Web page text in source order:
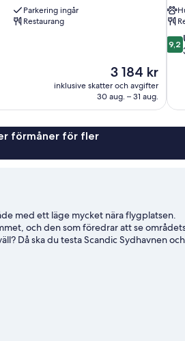
Parkering ingår
Restaurang
Priset
är
3 184 kr
3 184 kr
inklusive skatter och avgifter
30 aug. – 31 aug.
9.2
av
9,2
förmåner för fler
med ett läge mycket nära flygplatsen.
och den som föredrar att se
Då ska du testa Scandic Sydhavnen och
uppskattar detta hotell för närheten till